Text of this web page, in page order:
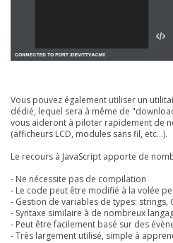
Vous pouvez également utiliser un
dédié, lequel sera à même de
vous aideront à piloter rapidement de
(afficheurs LCD, modules sans fil, etc...).
Le recours à JavaScript apporte de
- Ne nécessite pas de compilation
- Le code peut être modifié à la volée
- Gestion de variables de types: strings,
- Syntaxe similaire à de nombreux
- Peut être facilement basé sur des
- Très largement utilisé, simple à